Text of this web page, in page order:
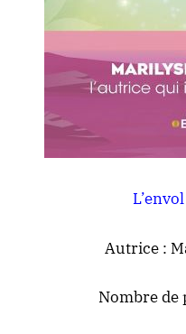
Autrice :
Nombre de